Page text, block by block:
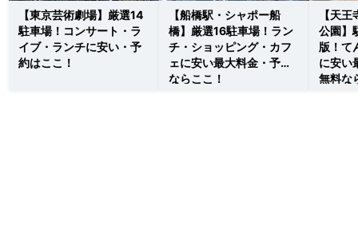
【東京芸術劇場】厳選14
駐車場！コンサート・ラ
イブ・ランチに安い・予
約はここ！
【船橋駅・シャポー船
橋】厳選16駐車場！ラン
チ・ショッピング・カフ
ェに安い最大料金・予約
ならここ！
【天
公園】
版！て
に安い
無料な